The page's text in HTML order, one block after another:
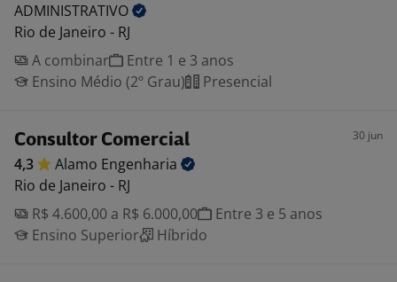
ADMINISTRATIVO
Rio de Janeiro - RJ
A combinar
Entre 1 e 3 anos
Ensino Médio (2º Grau)
Presencial
Consultor Comercial 30 jun
4,3 Alamo Engenharia
Rio de Janeiro - RJ
R$ 4.600,00 a R$ 6.000,00
Entre 3 e 5 anos
Ensino Superior
Híbrido